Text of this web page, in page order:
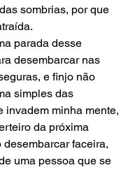
sombrias, por que
parada desse
desembarcar nas
e finjo não
simples das
invadem minha mente,
da próxima
faceira,
uma pessoa que se